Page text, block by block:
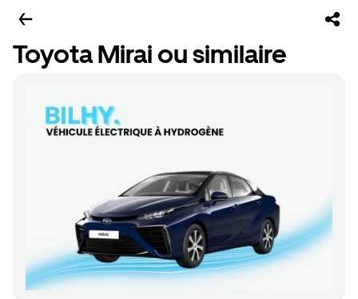
Toyota Mirai ou similaire